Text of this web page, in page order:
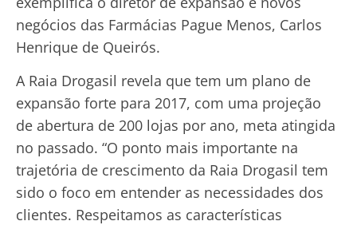
negócios das Farmácias Pague Menos, Carlos
Henrique de Queirós.
A Raia Drogasil revela que tem um plano de
expansão forte para 2017, com uma projeção
de abertura de 200 lojas por ano, meta atingida
no passado. “O ponto mais importante na
trajetória de crescimento da Raia Drogasil tem
sido o foco em entender as necessidades dos
clientes. Respeitamos as características